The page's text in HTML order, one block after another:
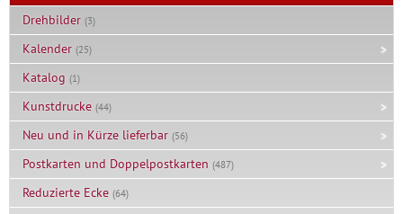
Drehbilder (3)
Kalender (25)
Katalog (1)
Kunstdrucke (44)
Neu und in Kürze lieferbar (56)
Postkarten und Doppelpostkarten (487)
Reduzierte Ecke (64)